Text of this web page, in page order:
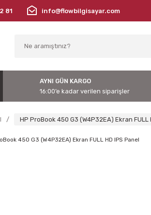
81 info@flowbilgisayar.com
AYNI GÜN KARGO
16:00’e kadar verilen siparişler
HP ProBook 450 G3 (W4P32EA) Ekran FULL